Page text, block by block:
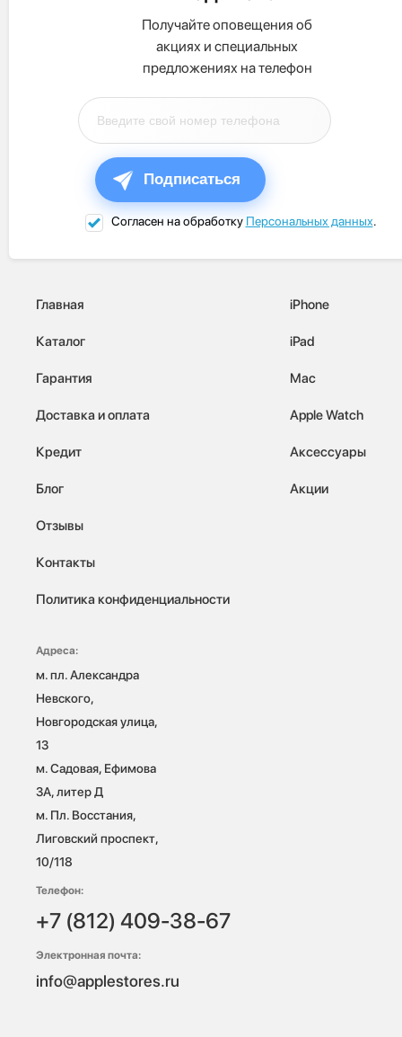
Получайте оповещения об
акциях и специальных
предложениях на телефон
Подписаться
Согласен на обработку Персональных данных.
Главная
Каталог
Гарантия
Доставка и оплата
Кредит
Блог
Отзывы
Контакты
Политика конфиденциальности
iPhone
iPad
Mac
Apple Watch
Аксессуары
Акции
Адреса:
м. пл. Александра
Невского,
Новгородская улица,
13
м. Садовая, Ефимова
3А, литер Д
м. Пл. Восстания,
Лиговский проспект,
10/118
Телефон:
+7 (812) 409-38-67
Электронная почта:
info@applestores.ru